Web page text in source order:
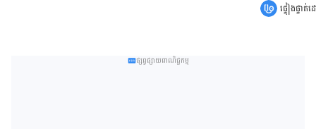
ផ្ទៀងផ្ទា
ផ្សព្វផ្សាយពាណិជ្ជកម្ម